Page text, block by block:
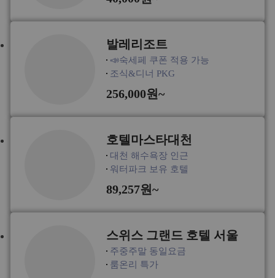
발레리조트
📣숙세페 쿠폰 적용 가능
조식&디너 PKG
256,000원~
호텔마스타대천
대천 해수욕장 인근
워터파크 보유 호텔
89,257원~
스위스 그랜드 호텔 서울
주중주말 동일요금
룸온리 특가